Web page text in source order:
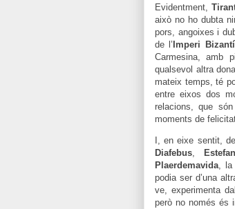
Evidentment,
això no ho dubta
pors, angoixes i
de l’ Imperi Bizantí
Carmesina, amb
qualsevol altra
mateix temps, té
entre eixos dos
relacions, que
moments de
I, en eixe sentit,
Diafebus,
Plaerdemavida, la
podia ser d’una
ve, experimenta
però no només és